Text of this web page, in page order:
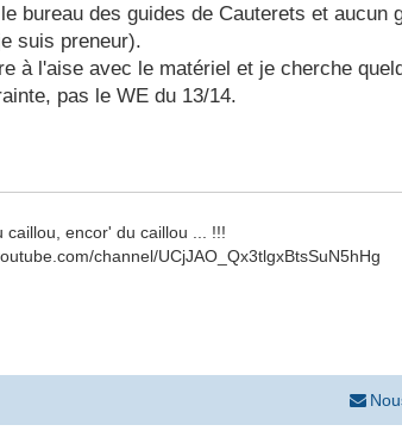
bureau des guides de Cauterets et
suis preneur).
à l'aise avec le matériel et je cherche
pas le WE du 13/14.
caillou, encor' du caillou ... !!!
channel/UCjJAO_Qx3tlgxBtsSuN5hHg